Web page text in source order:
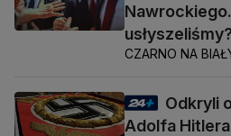
CZARNO NA
Odkryli
Adolfa